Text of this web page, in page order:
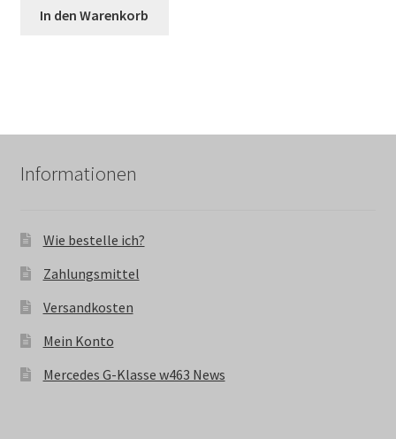
In den Warenkorb
Informationen
Wie bestelle ich?
Zahlungsmittel
Versandkosten
Mein Konto
Mercedes G-Klasse w463 News